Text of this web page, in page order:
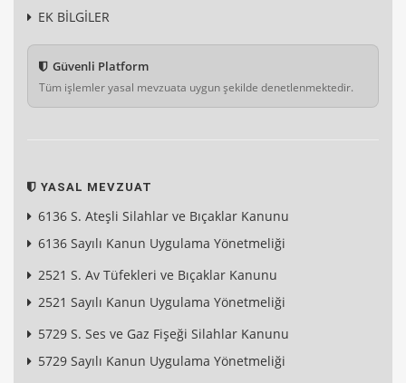
EK BİLGİLER
Güvenli Platform
Tüm işlemler yasal mevzuata uygun şekilde denetlenmektedir.
YASAL MEVZUAT
6136 S. Ateşli Silahlar ve Bıçaklar Kanunu
6136 Sayılı Kanun Uygulama Yönetmeliği
2521 S. Av Tüfekleri ve Bıçaklar Kanunu
2521 Sayılı Kanun Uygulama Yönetmeliği
5729 S. Ses ve Gaz Fişeği Silahlar Kanunu
5729 Sayılı Kanun Uygulama Yönetmeliği